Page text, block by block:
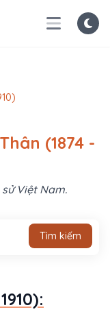
(1874 -
Việt Nam.
Tìm kiếm